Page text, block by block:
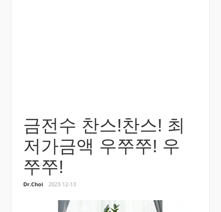
금전수 찬스!찬스! 최
저가금액 우쭈쭈! 우
쭈쭈!
Dr.Choi 2023-12-13